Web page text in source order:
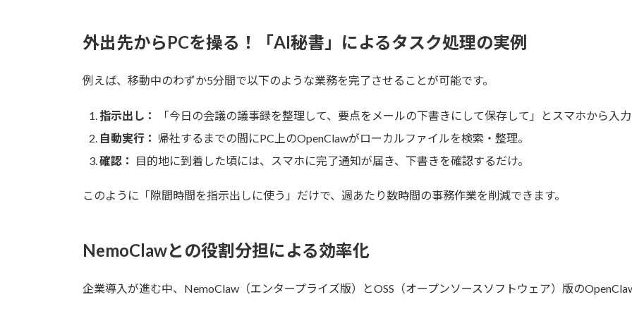
外出先からPCを操る！「AI秘書」によるタスク処理の実例
例えば、移動中のわずか5分間で以下のような業務を完了させることが可能です。
指示出し：
「今日の会議の議事録を整理して、要点をメールの下書きにして保存して」とスマホから入力
自動実行： 帰社するまでの間にPC上のOpenClawがローカルファイルを検索・整理。
確認：
目的地に到着した頃には、スマホに完了通知が届き、下書きを確認するだけ。
このように「隙間時間を指示出しに使う」だけで、週あたり数時間の事務作業を削減できます。
NemoClawとの役割分担による効率化
企業導入が進む中、NemoClaw（エンタープライズ版）とOSS（オープンソースソフトウェア）版の